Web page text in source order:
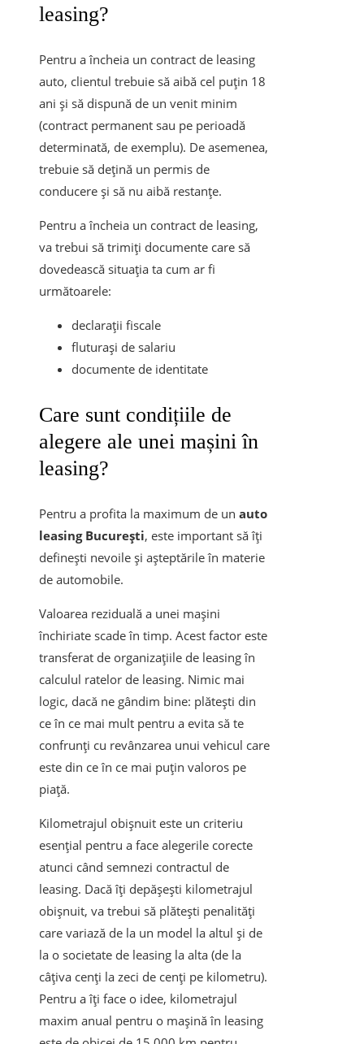
leasing?
Pentru a încheia un contract de leasing
auto, clientul trebuie să aibă cel puțin 18
ani și să dispună de un venit minim
(contract permanent sau pe perioadă
determinată, de exemplu). De asemenea,
trebuie să dețină un permis de
conducere și să nu aibă restanțe.
Pentru a încheia un contract de leasing,
va trebui să trimiți documente care să
dovedească situația ta cum ar fi
următoarele:
declarații fiscale
fluturași de salariu
documente de identitate
Care sunt condițiile de
alegere ale unei mașini în
leasing?
Pentru a profita la maximum de un auto
leasing București, este important să îți
definești nevoile și așteptările în materie
de automobile.
Valoarea reziduală a unei mașini
închiriate scade în timp. Acest factor este
transferat de organizațiile de leasing în
calculul ratelor de leasing. Nimic mai
logic, dacă ne gândim bine: plătești din
ce în ce mai mult pentru a evita să te
confrunți cu revânzarea unui vehicul care
este din ce în ce mai puțin valoros pe
piață.
Kilometrajul obișnuit este un criteriu
esențial pentru a face alegerile corecte
atunci când semnezi contractul de
leasing. Dacă îți depășești kilometrajul
obișnuit, va trebui să plătești penalități
care variază de la un model la altul și de
la o societate de leasing la alta (de la
câțiva cenți la zeci de cenți pe kilometru).
Pentru a îți face o idee, kilometrajul
maxim anual pentru o mașină în leasing